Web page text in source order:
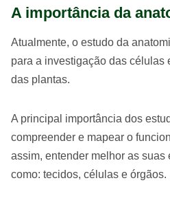
A importância da
Atualmente, o estudo da
para a investigação das células
das plantas.
A principal importância dos
compreender e mapear o
assim, entender melhor as suas
como: tecidos, células e órgãos.